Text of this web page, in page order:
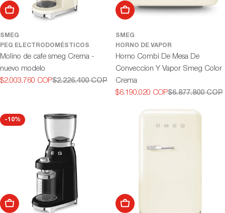
Añadir al carrito
SMEG
PEQ ELECTRODOMÉSTICOS
Molino de cafe smeg Crema -
nuevo modelo
Precio
$2.003.760 COP
Precio
$2.226.400 COP
Añadir al carrito
SMEG
HORNO DE VAPOR
Horno Combi De Mesa De
Conveccion Y Vapor Smeg Color
Crema
Precio
$6.190.020 COP
Precio
$6.877.800 COP
-10%
Añadir al carrito Añadir al carrito